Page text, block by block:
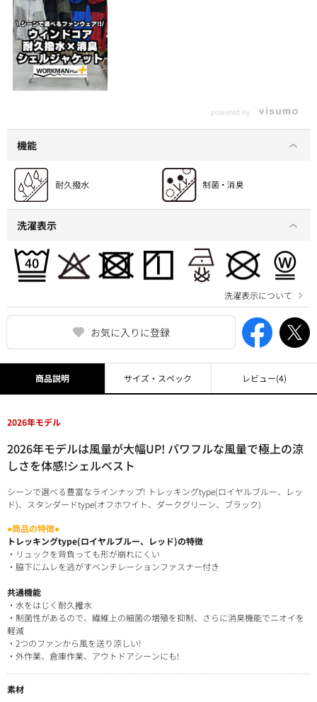
お気に入りに登録
powered by
機能
洗濯表示
洗濯表示について
商品説明
2026年モデル
2026年モデルは風量が大幅UP! パワフルな風量で極上の涼
しさを体感!シェルベスト
シーンで選べる豊富なラインナップ! トレッキングtype(ロイヤルブルー、レッ
ド)、スタンダードtype(オフホワイト、ダークグリーン、ブラック)
●商品の特徴●
トレッキングtype(ロイヤルブルー、レッド)の特徴
・リュックを背負っても形が崩れにくい
・脇下にムレを逃がすベンチレーションファスナー付き
共通機能
・水をはじく耐久撥水
・制菌性があるので、繊維上の細菌の増殖を抑制、さらに消臭機能でニオイを
軽減
・2つのファンから風を送り涼しい!
・外作業、倉庫作業、アウトドアシーンにも!
素材
サイズ・スペック レビュー(4)